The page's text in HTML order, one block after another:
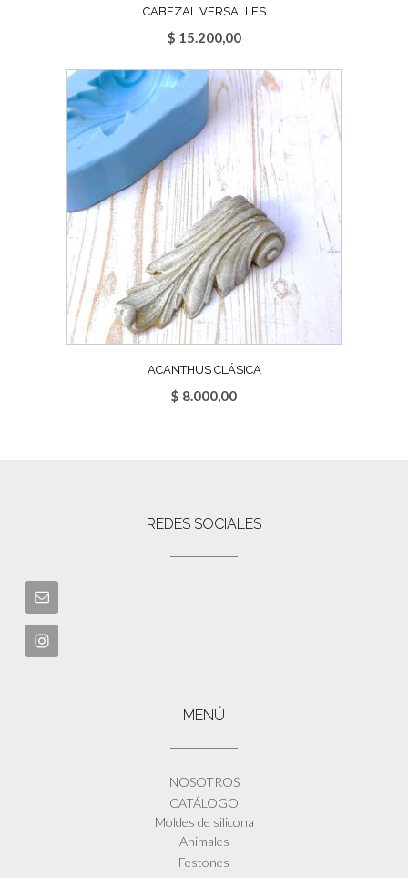
CABEZAL VERSALLES
$ 15.200,00
ACANTHUS CLÁSICA
$ 8.000,00
REDES SOCIALES
MENÚ
NOSOTROS
CATÁLOGO
Moldes de silicona
Animales
Festones